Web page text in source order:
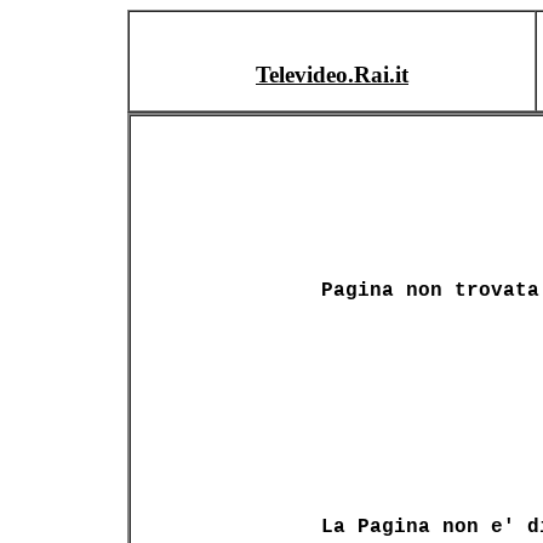
Televideo.Rai.it
Pagina non trovata
La Pagina non e'